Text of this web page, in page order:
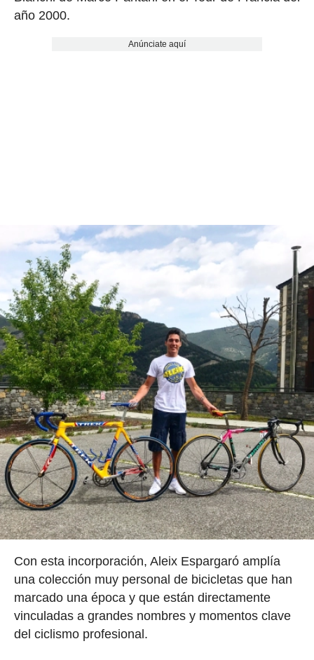
año 2000.
Anúnciate aquí
Con esta incorporación, Aleix Espargaró amplía
una colección muy personal de bicicletas que han
marcado una época y que están directamente
vinculadas a grandes nombres y momentos clave
del ciclismo profesional.